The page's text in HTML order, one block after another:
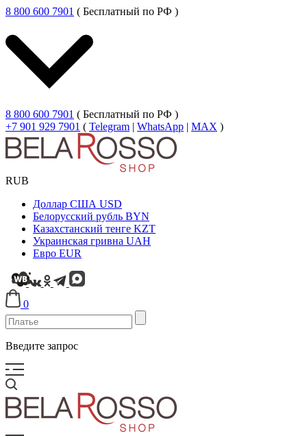
8 800 600 7901 ( Бесплатный по РФ )
8 800 600 7901 ( Бесплатный по РФ )
+7 901 929 7901 ( Telegram | WhatsApp | MAX )
RUB
Доллар США USD
Белорусский рубль BYN
Казахстанский тенге KZT
Украинская гривна UAH
Евро EUR
0
Введите запрос